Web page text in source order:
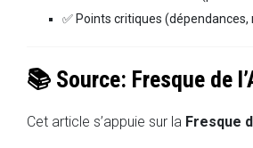
✅ Points critiques (dépendances,
📚 Source: Fresque de
Cet article s’appuie sur la Fresque